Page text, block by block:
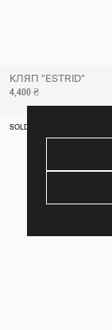
КЛЯП "ESTRID"
4,400 ₴
SOLD OUT